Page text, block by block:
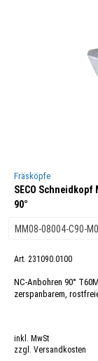
Fräsköpfe
SECO
90°
Art. 231090.0100
NC-Anbohren 90°
zerspanbarem,
inkl. MwSt
zzgl. Versandkosten